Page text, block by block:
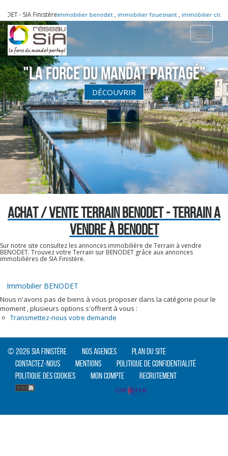
- SIA Finistèreimmobilier benodet ,immobilier fouesnant ,immobilier
Toggle
"La Force du Mandat partagé"
DÉCOUVRIR
ACHAT / VENTE TERRAIN BENODET - TERRAIN A
VENDRE À BENODET
Sur notre site consultez les annonces immobilière de Terrain à vendre
BENODET. Trouvez votre Terrain sur BENODET grâce aux annonces
immobilières de SIA Finistère.
Immobilier BENODET
Nous n'avons pas de biens à vous proposer dans la catégorie pour le
moment , plusieurs options s'offrent à vous :
Transmettez-nous votre demande
© 2026 SIA Finistère Nos agences
Plan du site
Contactez-nous
Mentions
Politique de confidentialité
Politique des cookies
Mon compte Recrutement